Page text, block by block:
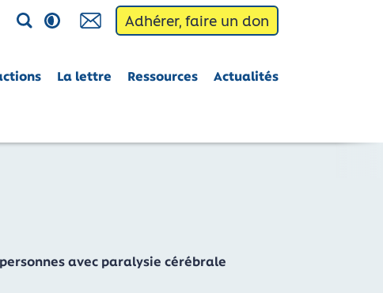
Contact
Adhérer, faire un don
Activation du contraste élevé
La lettre Ressources Actualités
avec paralysie cérébrale